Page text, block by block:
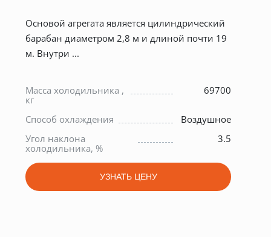
Основой агрегата является цилиндрический
барабан диаметром 2,8 м и длиной почти 19
м. Внутри ...
Масса холодильника ,
кг
69700
Способ охлаждения
Воздушное
Угол наклона
холодильника, %
3.5
УЗНАТЬ ЦЕНУ